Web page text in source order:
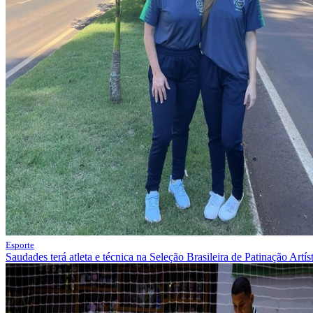
Esporte
Saudades terá atleta e técnica na Seleção Brasileira de Patinação